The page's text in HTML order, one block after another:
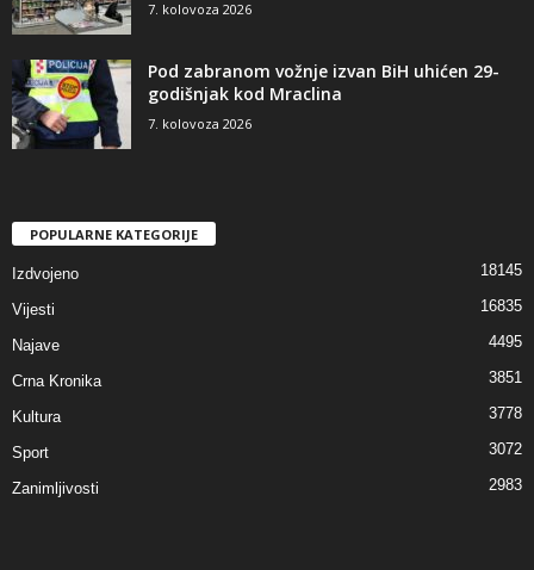
7. kolovoza 2026
Pod zabranom vožnje izvan BiH uhićen 29-
godišnjak kod Mraclina
7. kolovoza 2026
POPULARNE KATEGORIJE
Izdvojeno 18145
Vijesti 16835
Najave 4495
Crna Kronika 3851
Kultura 3778
Sport 3072
Zanimljivosti 2983